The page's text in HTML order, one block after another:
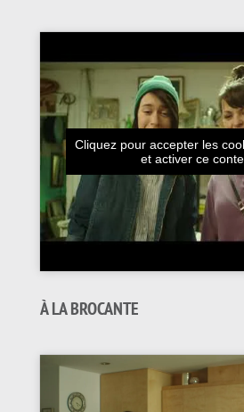
Cliquez pour accepter les
et activer ce
À LA BROCANTE